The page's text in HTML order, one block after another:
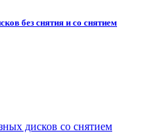
без снятия и со снятием